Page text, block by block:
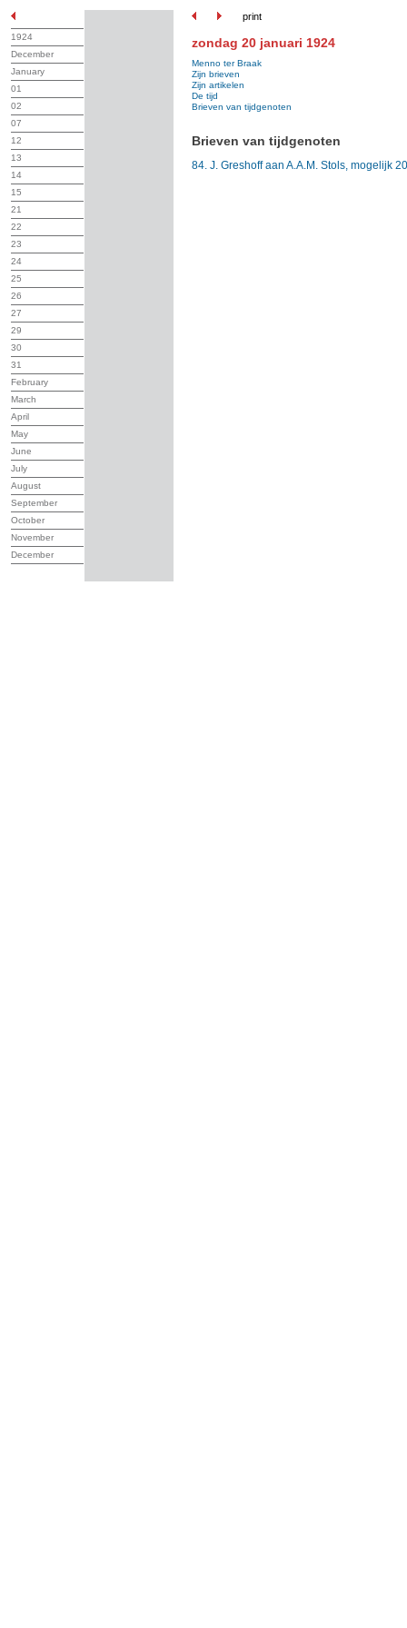
print
1924
December
January
01
02
07
12
13
14
15
21
22
23
24
25
26
27
29
30
31
February
March
April
May
June
July
August
September
October
November
December
zondag 20 januari 1924
Menno ter Braak
Zijn brieven
Zijn artikelen
De tijd
Brieven van tijdgenoten
Brieven van tijdgenoten
84. J. Greshoff aan A.A.M. Stols, mogelijk